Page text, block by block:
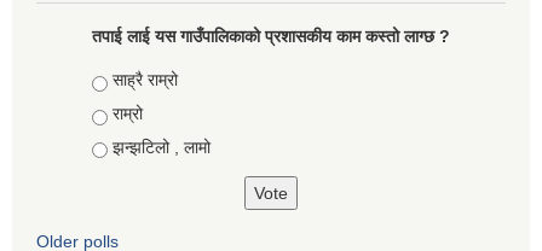
तपाई लाई यस गाउँपालिकाको प्रशासकीय काम कस्तो लाग्छ ?
Choices
साह्रै राम्रो
राम्रो
झन्झटिलो , लामो
Older polls